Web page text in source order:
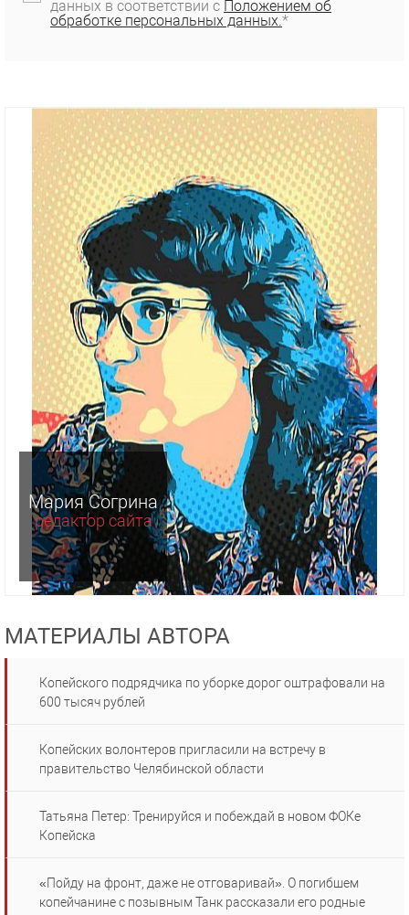
данных в соответствии с Положением об
обработке персональных данных.*
Мария Согрина
редактор сайта
МАТЕРИАЛЫ АВТОРА
Копейского подрядчика по уборке дорог оштрафовали на
600 тысяч рублей
Копейских волонтеров пригласили на встречу в
правительство Челябинской области
Татьяна Петер: Тренируйся и побеждай в новом ФОКе
Копейска
«Пойду на фронт, даже не отговаривай». О погибшем
копейчанине с позывным Танк рассказали его родные